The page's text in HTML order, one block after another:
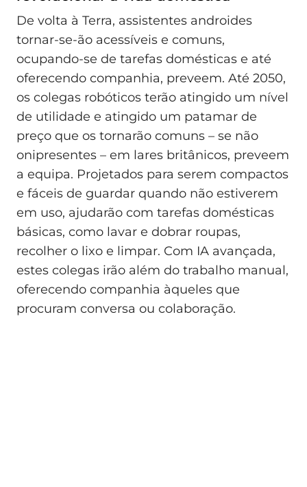
De volta à Terra, assistentes androides
tornar-se-ão acessíveis e comuns,
ocupando-se de tarefas domésticas e até
oferecendo companhia, preveem. Até 2050,
os colegas robóticos terão atingido um nível
de utilidade e atingido um patamar de
preço que os tornarão comuns – se não
onipresentes – em lares britânicos, preveem
a equipa. Projetados para serem compactos
e fáceis de guardar quando não estiverem
em uso, ajudarão com tarefas domésticas
básicas, como lavar e dobrar roupas,
recolher o lixo e limpar. Com IA avançada,
estes colegas irão além do trabalho manual,
oferecendo companhia àqueles que
procuram conversa ou colaboração.